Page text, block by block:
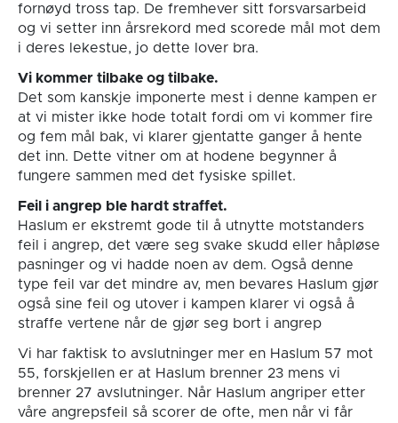
fornøyd tross tap. De fremhever sitt forsvarsarbeid
og vi setter inn årsrekord med scorede mål mot dem
i deres lekestue, jo dette lover bra.
Vi kommer tilbake og tilbake.
Det som kanskje imponerte mest i denne kampen er
at vi mister ikke hode totalt fordi om vi kommer fire
og fem mål bak, vi klarer gjentatte ganger å hente
det inn. Dette vitner om at hodene begynner å
fungere sammen med det fysiske spillet.
Feil i angrep ble hardt straffet.
Haslum er ekstremt gode til å utnytte motstanders
feil i angrep, det være seg svake skudd eller håpløse
pasninger og vi hadde noen av dem. Også denne
type feil var det mindre av, men bevares Haslum gjør
også sine feil og utover i kampen klarer vi også å
straffe vertene når de gjør seg bort i angrep
Vi har faktisk to avslutninger mer en Haslum 57 mot
55, forskjellen er at Haslum brenner 23 mens vi
brenner 27 avslutninger. Når Haslum angriper etter
våre angrepsfeil så scorer de ofte, men når vi får